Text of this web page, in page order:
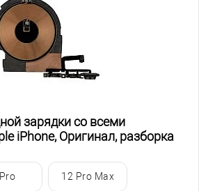
зарядки со всеми
iPhone, Оригинал, разборка
12 Pro Max